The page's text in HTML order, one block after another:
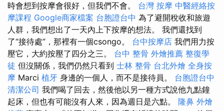
時會想到按摩會很好，但我們不會。 台灣 按摩 中醫經絡按
摩課程 Google商家檔案 台胞證台中 為了避開稅收和旅遊
人群，我們想出了一天內上下按摩的想法。 我們還找到
了“接待處”，那裡有一個csongo。 台中按摩店 我們用力按
壓它，大約按壓了四分之三。 台中 整骨 外燴推薦 整復學
徒 但沒關係，我們仍然只看到 士林 整骨 台北外燴 全身按
摩 Marci 植牙 身邊的一個人，而不是接待員。 台胞證台中
清潔公司 我們喝了回去，然後他以另一種方式說他九點鐘
起床，但也有可能沒有人來，因為週日是六點。 隆鼻 外燴